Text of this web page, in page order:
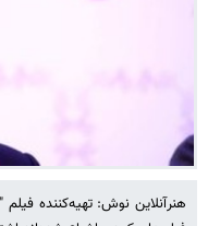
هنرآنلاین نوش: تهیه‌کننده